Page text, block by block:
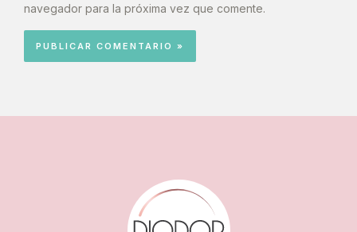
navegador para la próxima vez que comente.